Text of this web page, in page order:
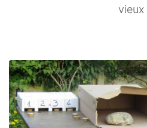
vieux